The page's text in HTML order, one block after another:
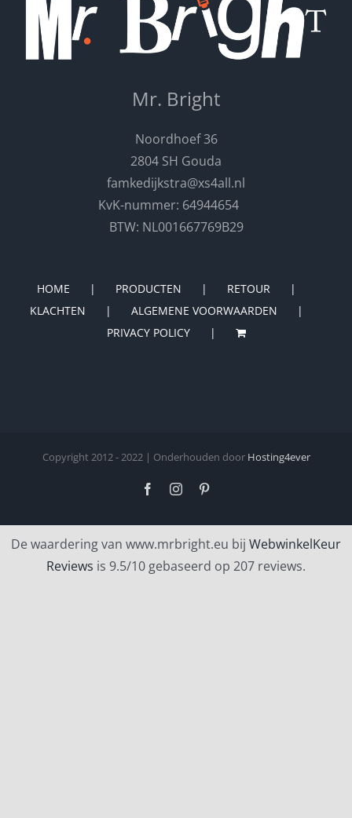
Mr. Bright
Noordhoef 36
2804 SH Gouda
famkedijkstra@xs4all.nl
KvK-nummer: 64944654
BTW: NL001667769B29
HOME PRODUCTEN
RETOUR
KLACHTEN
ALGEMENE VOORWAARDEN
PRIVACY POLICY
Copyright 2012 - 2022 | Onderhouden door Hosting4ever
FacebookInstagram
De waardering van www.mrbright.eu bij WebwinkelKeur
Reviews is 9.5/10 gebaseerd op 207 reviews.